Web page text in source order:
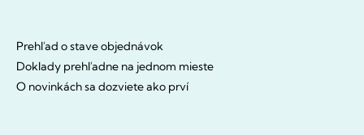
Prehľad o stave objednávok
Doklady prehľadne na jednom mieste
O novinkách sa dozviete ako prví